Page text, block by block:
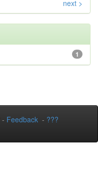
next >
1
- Feedback - ???